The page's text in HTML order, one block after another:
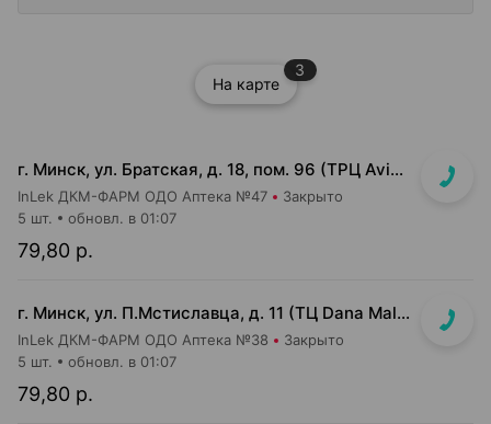
На карте
3
г. Минск, ул. Братская, д. 18, пом. 96 (ТРЦ Avia Mall, 0й этаж рядом с гипермаркетом Green)
InLek ДКМ-ФАРМ ОДО Аптека №47 Закрыто
79,80 р.
5 шт. обновл. в 01:07
г. Минск, ул. П.Мстиславца, д. 11 (ТЦ Dana Mall, 1 этаж, вход напротив инфоцентра м-на Green)
InLek ДКМ-ФАРМ ОДО Аптека №38 Закрыто
79,80 р.
5 шт. обновл. в 01:07